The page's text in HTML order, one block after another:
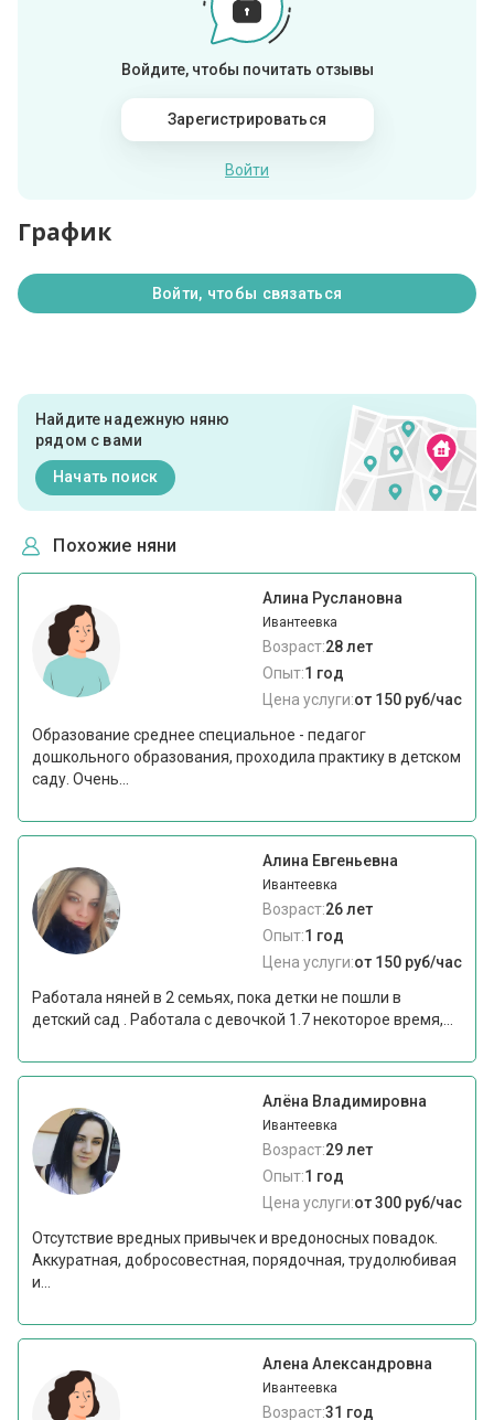
Войдите, чтобы почитать отзывы
Зарегистрироваться
Войти
График
Войти, чтобы связаться
Найдите надежную няню
рядом с вами
Начать поиск
Похожие няни
Алина Руслановна
Ивантеевка
Возраст:28 лет
Опыт:1 год
Цена услуги:от 150 руб/час
Образование среднее специальное - педагог
дошкольного образования, проходила практику в детском
саду. Очень...
Алина Евгеньевна
Ивантеевка
Возраст:26 лет
Опыт:1 год
Цена услуги:от 150 руб/час
Работала няней в 2 семьях, пока детки не пошли в
детский сад . Работала с девочкой 1.7 некоторое время,...
Алёна Владимировна
Ивантеевка
Возраст:29 лет
Опыт:1 год
Цена услуги:от 300 руб/час
Отсутствие вредных привычек и вредоносных повадок.
Аккуратная, добросовестная, порядочная, трудолюбивая
и...
Алена Александровна
Ивантеевка
Возраст:31 год